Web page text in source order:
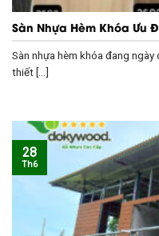
Sàn Nhựa Hèm Khóa Ưu
Sàn nhựa hèm khóa đang
thiết [...]
28
Th6